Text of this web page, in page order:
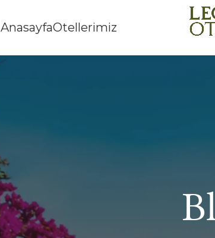
AnasayfaOtellerimiz